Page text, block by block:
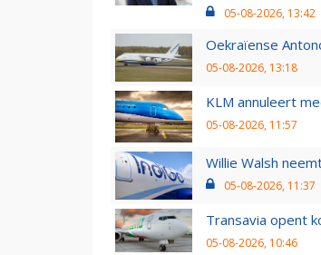
05-08-2026, 13:42
Oekraïense
05-08-2026, 13:18
KLM annuleert
05-08-2026, 11:57
Willie Walsh
05-08-2026, 11:37
Transavia opent
05-08-2026, 10:46